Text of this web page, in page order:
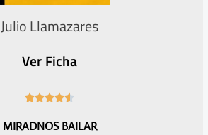
Julio Llamazares
Ver Ficha

6
MIRADNOS BAILAR